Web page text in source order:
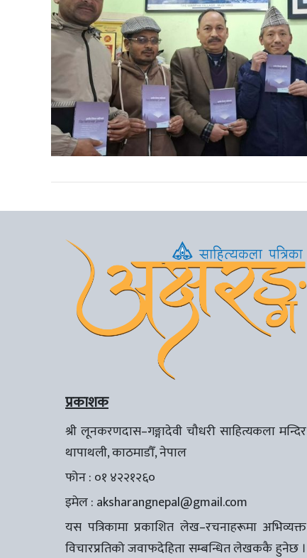
प्रकाशक
श्री लूनकरणदास–गङ्गादेवी चौधरी साहित्यकला मन्दिर
थापाथली, काठमाडौँ, नेपाल
फोन : ०१ ४२२१२६०
इमेल : aksharangnepal@gmail.com
यस पत्रिकामा प्रकाशित लेख–रचनाहरूमा अभिव्यक्त
विचारप्रतिको जवाफदेहिता सम्बन्धित लेखककै हुनेछ ।